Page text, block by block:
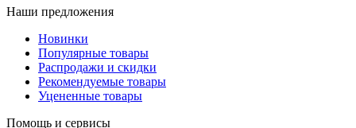
Наши предложения
Новинки
Популярные товары
Распродажи и скидки
Рекомендуемые товары
Уцененные товары
Помощь и сервисы